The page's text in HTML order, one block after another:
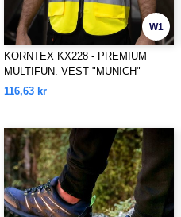
W1
KORNTEX KX228 - PREMIUM
MULTIFUN. VEST "MUNICH"
116,63 kr